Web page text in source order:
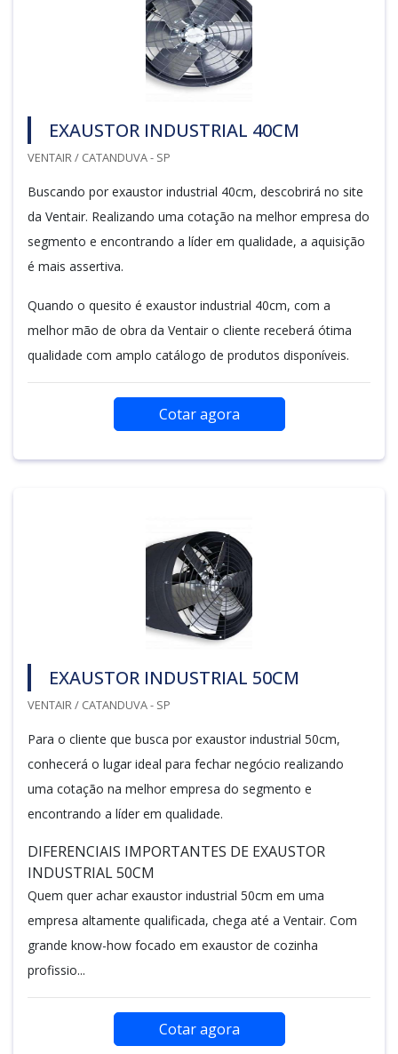
EXAUSTOR INDUSTRIAL 40CM
VENTAIR / CATANDUVA - SP
Buscando por exaustor industrial 40cm, descobrirá no site
da Ventair. Realizando uma cotação na melhor empresa do
segmento e encontrando a líder em qualidade, a aquisição
é mais assertiva.
Quando o quesito é exaustor industrial 40cm, com a
melhor mão de obra da Ventair o cliente receberá ótima
qualidade com amplo catálogo de produtos disponíveis.
Cotar agora
EXAUSTOR INDUSTRIAL 50CM
VENTAIR / CATANDUVA - SP
Para o cliente que busca por exaustor industrial 50cm,
conhecerá o lugar ideal para fechar negócio realizando
uma cotação na melhor empresa do segmento e
encontrando a líder em qualidade.
DIFERENCIAIS IMPORTANTES DE EXAUSTOR
INDUSTRIAL 50CM
Quem quer achar exaustor industrial 50cm em uma
empresa altamente qualificada, chega até a Ventair. Com
grande know-how focado em exaustor de cozinha
profissio...
Cotar agora